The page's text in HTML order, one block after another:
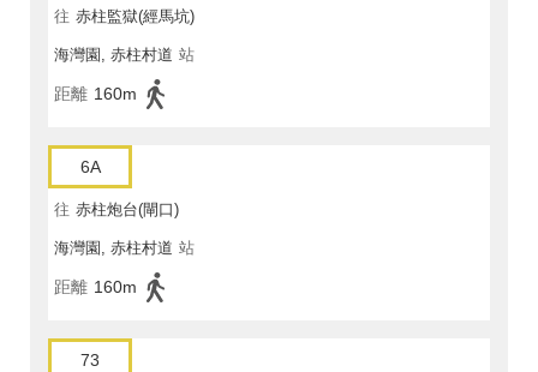
往 赤柱監獄(經馬坑)
海灣園, 赤柱村道 站
距離 160m
6A
往 赤柱炮台(閘口)
海灣園, 赤柱村道 站
距離 160m
73